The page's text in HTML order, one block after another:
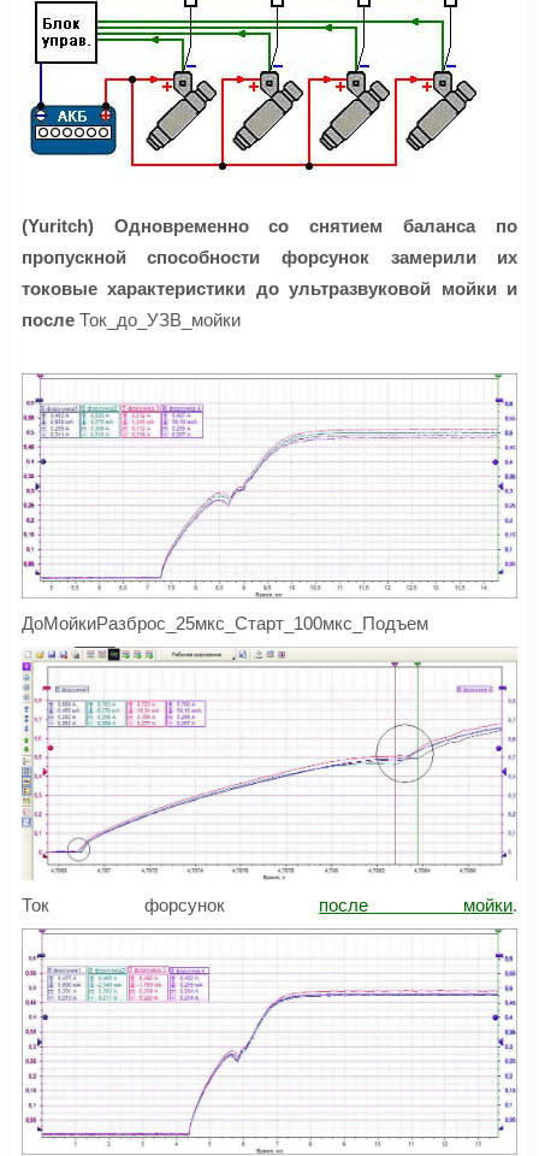
(Yuritch) Одновременно со снятием баланса по
пропускной способности форсунок замерили их
токовые характеристики до ультразвуковой мойки и
послеТок_до_УЗВ_мойки
ДоМойкиРазброс_25мкс_Старт_100мкс_Подъем
Ток форсунок после мойки.